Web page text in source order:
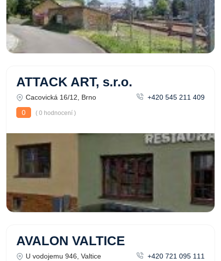
ATTACK ART, s.r.o.
Cacovická 16/12, Brno
+420 545 211 409
0
( 0 hodnocení )
AVALON VALTICE
U vodojemu 946, Valtice
+420 721 095 111